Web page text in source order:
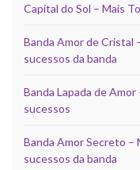
Capital do Sol – Mais
Banda Amor de Cristal
sucessos da banda
Banda Lapada de Amor
sucessos
Banda Amor Secreto –
sucessos da banda